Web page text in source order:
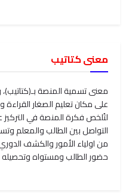
معنى كتاتيب
معنى تسمية المنصة
على مكان تعليم الصغار القراءة
لتُلخص فكرة المنصة في التركيز
التواصل بين الطالب والمعلم
من اولياء الأمور والكشف
حضور الطالب ومستواه وتحصيله